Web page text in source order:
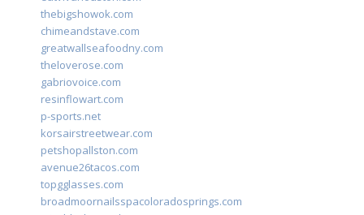
thebigshowok.com
chimeandstave.com
greatwallseafoodny.com
theloverose.com
gabriovoice.com
resinflowart.com
p-sports.net
korsairstreetwear.com
petshopallston.com
avenue26tacos.com
topgglasses.com
broadmoornailsspacoloradosprings.com